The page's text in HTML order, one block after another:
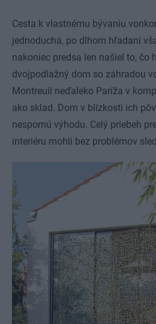
Cesta k vlastnému bývaniu
jednoduchá, po dlhom hľadaní
nakoniec predsa len našiel to, čo
dvojpodlažný dom so záhradou
Montreuil neďaleko Paríža v
ako sklad. Dom v blízkosti ich
nespornú výhodu. Celý priebeh
interiéru mohli bez problémov